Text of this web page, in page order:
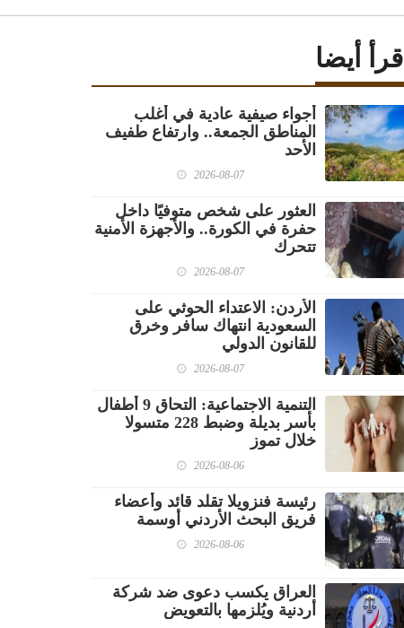
اقرأ أيضا
أجواء صيفية عادية في أغلب
المناطق الجمعة.. وارتفاع طفيف
الأحد
2026-08-07
العثور على شخص متوفيًا داخل
حفرة في الكورة.. والأجهزة الأمنية
تتحرك
2026-08-07
الأردن: الاعتداء الحوثي على
السعودية انتهاك سافر وخرق
للقانون الدولي
2026-08-07
‏التنمية الاجتماعية: التحاق 9 أطفال
بأسر بديلة وضبط 228 متسولا
خلال تموز
2026-08-06
رئيسة فنزويلا تقلد قائد وأعضاء
فريق البحث الأردني أوسمة
2026-08-06
العراق يكسب دعوى ضد شركة
أردنية ويُلزمها بالتعويض